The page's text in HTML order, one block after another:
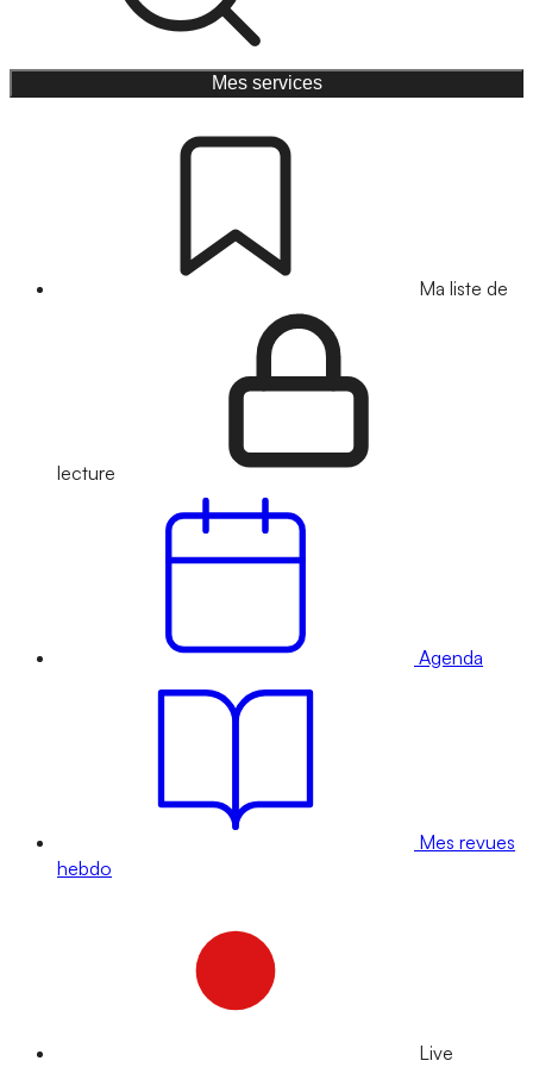
Mes services
Ma liste de
lecture
Agenda
Mes revues
hebdo
Live